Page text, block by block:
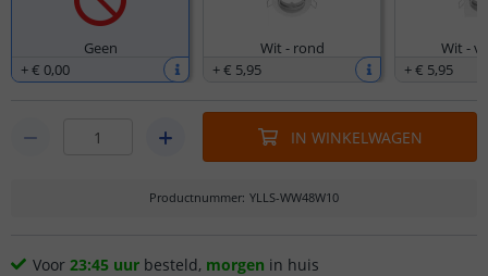
Geen
+€ 0,00
Wit - rond
+€ 5,95
Wit -
+€ 5,95
IN WINKELWAGEN
Productnummer: YLLS-WW48W10
Voor 23:45 uur besteld, morgen in huis